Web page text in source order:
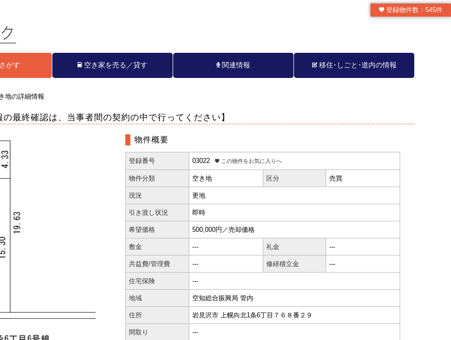
登録物件数：545件
がす 空き家を売る／貸す 関連情報 移住･しごと･道内の情報
地の詳細情報
最終確認は、当事者間の契約の中で行ってください】
物件概要
登録番号 03022 この物件をお気に入りへ
物件分類 空き地 区分 売買
現況 更地
引き渡し状況 即時
希望価格 500,000円／売却価格
敷金 --- 礼金 ---
共益費/管理費 --- 修繕積立金 ---
住宅保険 ---
地域 空知総合振興局 管内
住所 岩見沢市 上幌向北1条6丁目７６８番２９
間取り ---